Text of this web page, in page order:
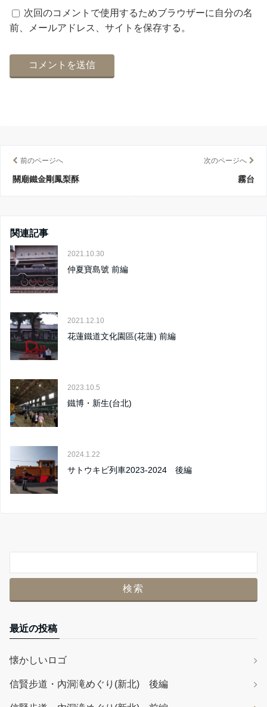
次回のコメントで使用するためブラウザーに自分の名
前、メールアドレス、サイトを保存する。
前のページへ
關廟鐵金剛鳳梨酥
次のページへ
霧台
関連記事
2021.10.30
仲夏寶島號 前編
2021.12.10
花蓮鐵道文化園區(花蓮) 前編
2023.10.5
鐵博・新生(台北)
2024.1.22
サトウキビ列車2023-2024 後編
最近の投稿
懐かしいロゴ
信賢步道・內洞滝めぐり(新北) 後編